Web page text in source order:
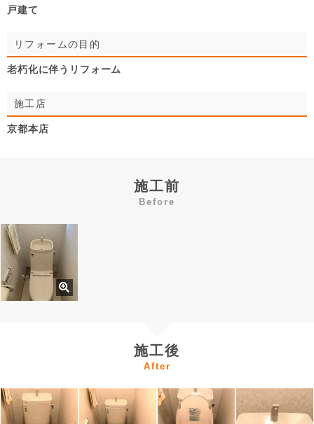
戸建て
リフォームの目的
老朽化に伴うリフォーム
施工店
京都本店
施工前
Before
施工後
After